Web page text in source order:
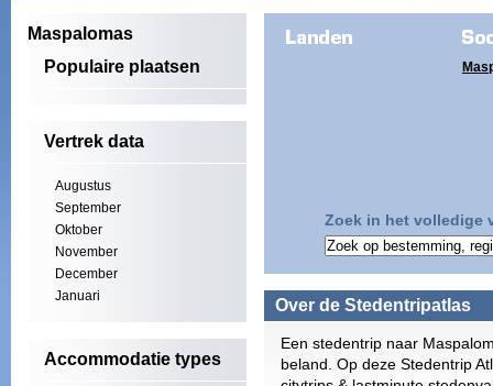
Maspalomas
Populaire plaatsen
Vertrek data
Augustus
September
Oktober
November
December
Januari
Accommodatie types
Zoek in het volledige
Over de Stedentripatlas
Een stedentrip naar
beland. Op deze Stedentrip